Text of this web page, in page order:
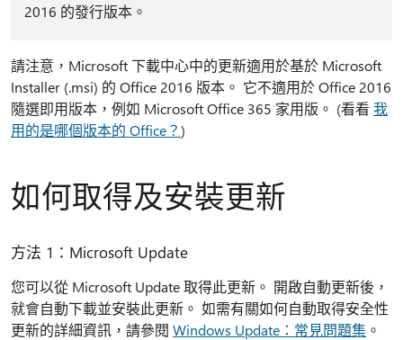
2016 的發行版本。
請注意，Microsoft 下載中心中的更新適用於基於 Microsoft
Installer (.msi) 的 Office 2016 版本。 它不適用於 Office 2016
隨選即用版本，例如 Microsoft Office 365 家用版。 (看看 我
用的是哪個版本的 Office？)
如何取得及安裝更新
方法 1：Microsoft Update
您可以從 Microsoft Update 取得此更新。 開啟自動更新後，
就會自動下載並安裝此更新。 如需有關如何自動取得安全性
更新的詳細資訊，請參閱 Windows Update：常見問題集 。